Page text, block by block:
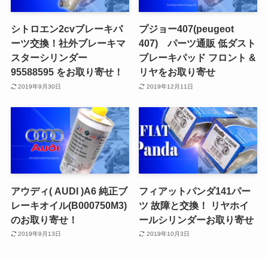
シトロエン2cvブレーキパ
ーツ交換！社外ブレーキマ
スターシリンダー
95588595 をお取り寄せ！
2019年9月30日
プジョー407(peugeot
407) パーツ通販 低ダスト
ブレーキパッド フロント &
リヤをお取り寄せ
2019年12月11日
アウディ( AUDI )A6 純正ブ
レーキオイル(B000750M3)
のお取り寄せ！
2019年9月13日
フィアットパンダ141パー
ツ 故障と交換！ リヤホイ
ールシリンダーお取り寄せ
2019年10月3日